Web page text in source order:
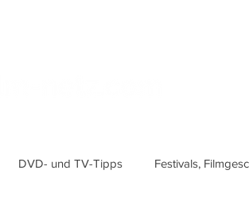
DVD- und TV-Tipps Festivals,